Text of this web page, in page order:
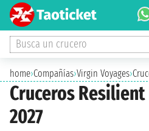
Busca un crucero
home›Compañías›Virgin Voyages›
Cruceros Resilient
2027